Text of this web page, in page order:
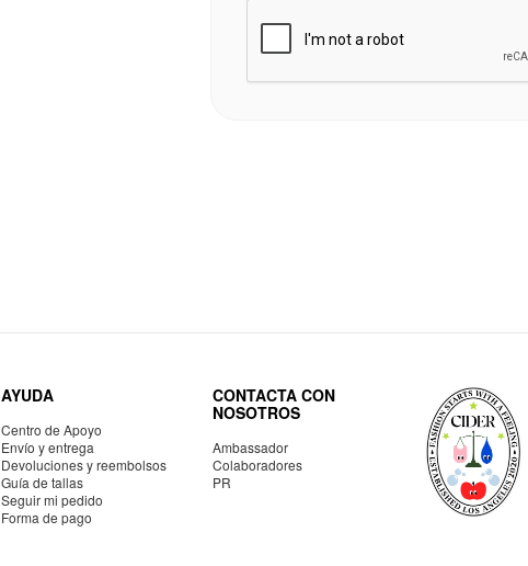
AYUDA
Centro de Apoyo
Envío y entrega
Devoluciones y reembolsos
Guía de tallas
Seguir mi pedido
Forma de pago
CONTACTA CON
NOSOTROS
Ambassador
Colaboradores
PR